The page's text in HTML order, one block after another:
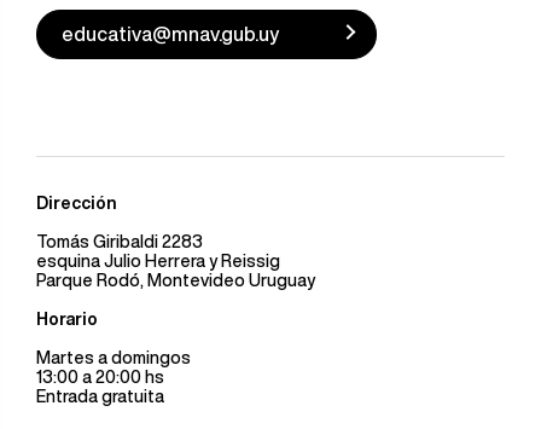
educativa@mnav.gub.uy
Dirección
Tomás Giribaldi 2283
esquina Julio Herrera y Reissig
Parque Rodó, Montevideo Uruguay
Horario
Martes a domingos
13:00 a 20:00 hs
Entrada gratuita